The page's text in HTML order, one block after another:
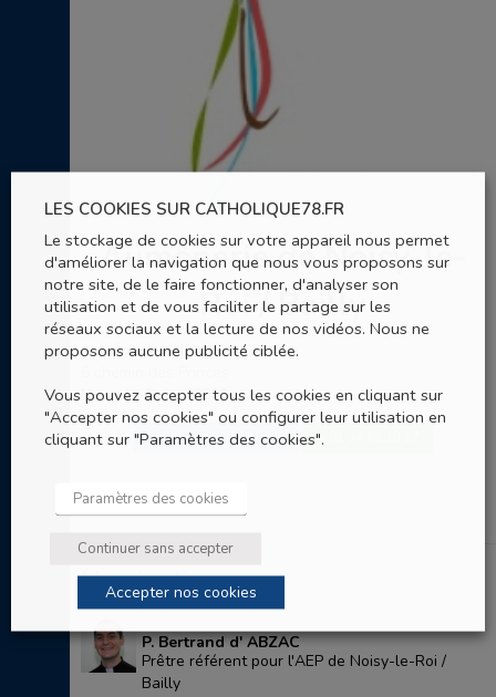
Aumônerie de Noisy-le-
Roi / Bailly
Aumônerie Val de Gally BNR
Noisy-le-Roi - 78590
ENVOYER UN EMAIL
Nominations
P. Bertrand d' ABZAC
Prêtre référent pour l'AEP de Noisy-le-Roi /
Bailly
LES COOKIES SUR CATHOLIQUE78.FR
Le stockage de cookies sur votre appareil nous permet
d'améliorer la navigation que nous vous proposons sur
notre site, de le faire fonctionner, d'analyser son
utilisation et de vous faciliter le partage sur les
réseaux sociaux et la lecture de nos vidéos. Nous ne
proposons aucune publicité ciblée.
Vous pouvez accepter tous les cookies en cliquant sur
"Accepter nos cookies" ou configurer leur utilisation en
cliquant sur "Paramètres des cookies".
Paramètres des cookies
Continuer sans accepter
Accepter nos cookies